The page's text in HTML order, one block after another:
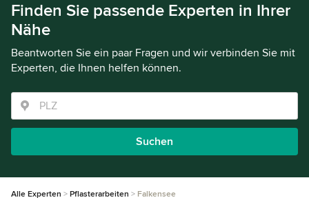
Finden Sie passende Experten in Ihrer
Nähe
Beantworten Sie ein paar Fragen und wir verbinden Sie mit
Experten, die Ihnen helfen können.
Suchen
Alle Experten Pflasterarbeiten Falkensee